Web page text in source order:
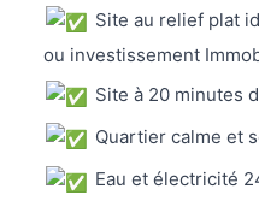
Site au relief plat
ou investissement
Site à 20 minutes
Quartier calme et
Eau et électricité